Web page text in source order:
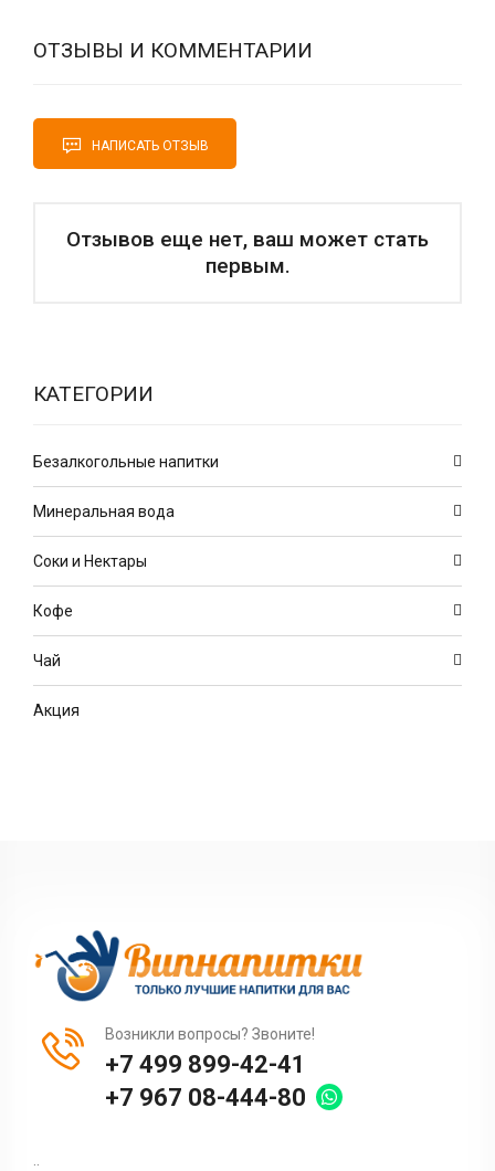
ОТЗЫВЫ И КОММЕНТАРИИ
НАПИСАТЬ ОТЗЫВ
Отзывов еще нет, ваш может стать
первым.
КАТЕГОРИИ
Безалкогольные напитки
Минеральная вода
Соки и Нектары
Кофе
Чай
Акция
Возникли вопросы? Звоните!
+7 499 899-42-41
+7 967 08-444-80
..